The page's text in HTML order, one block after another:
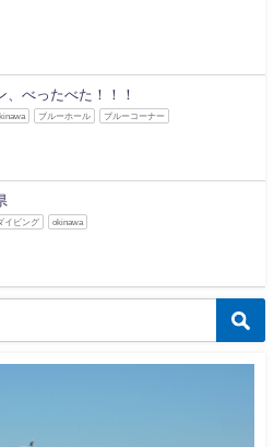
、べったべた！！！
ブルーホール ブルーコーナー
イビング okinawa